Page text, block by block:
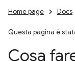
Home page Docs
Questa pagina è
Cosa